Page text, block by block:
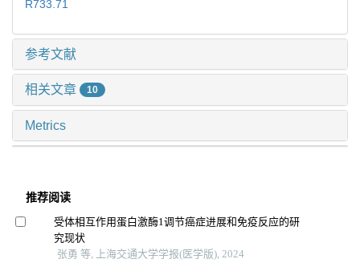
R733.71
参考文献
相关文章 10
Metrics
推荐阅读
受体相互作用蛋白激酶1调节癌症进展和免疫反应的研
究现状
张勇 等, 上海交通大学学报(医学版), 2024